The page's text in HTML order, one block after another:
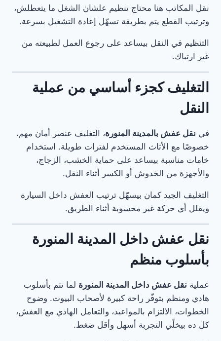
نقل المكاتب هنا محتاج تنظيم علشان الشغل ما يتعطلش،
وترتيب القطع يتم بطريقة تسهّل إعادة التشغيل بسرعة.
التنظيم في النقل بيساعد على رجوع العمل لطبيعته من
غير ارتباك.
التغليف كجزء أساسي من عملية
النقل
في نقل عفش بالمدينة المنورة، التغليف عنصر أمان مهم،
خصوصًا مع الأثاث المستخدم لفترات طويلة. استخدام
خامات مناسبة بيساعد على حماية الخشب، الزجاج،
والأجهزة من الخدوش أو الكسر أثناء النقل.
التغليف الجيد كمان بيسهّل ترتيب العفش داخل السيارة
ويقلل أي حركة غير محسوبة أثناء الطريق.
نقل عفش داخل المدينة المنورة
بأسلوب منظم
عملية نقل عفش داخل المدينة المنورة لما تتم بأسلوب
هادي ومنظم بتوفّر راحة كبيرة لأصحاب البيوت. وضوح
الخطوات، الالتزام بالمواعيد، والتعامل الهادي مع العفش،
كل ده بيخلّي التجربة أسهل وأقل ضغط.